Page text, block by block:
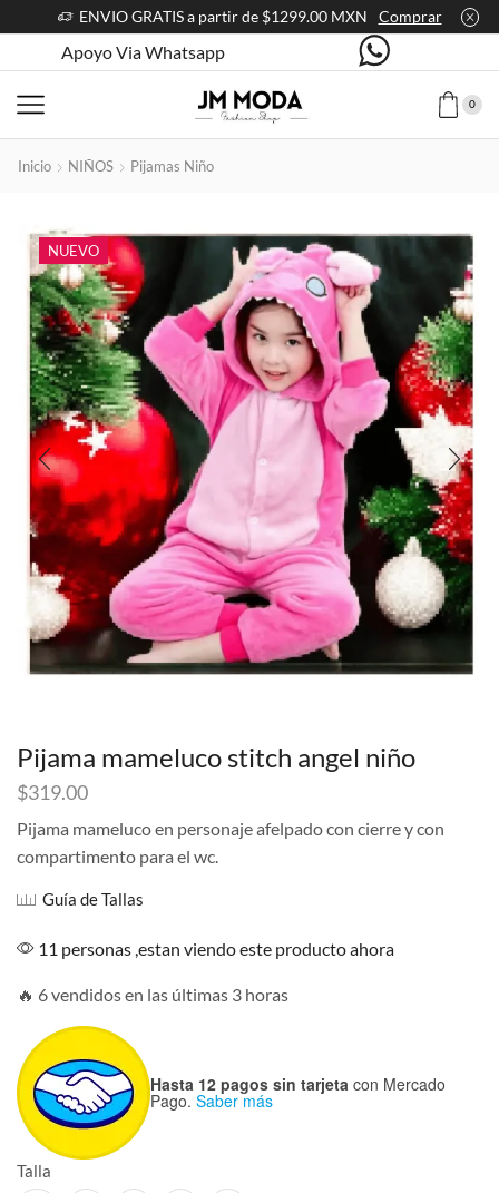
ENVIO GRATIS a partir de $1299.00 MXN Comprar
Apoyo Via Whatsapp
0
Inicio NIÑOS Pijamas Niño
NUEVO
Pijama mameluco stitch angel niño
$319.00
Pijama mameluco en personaje afelpado con cierre y con
compartimento para el wc.
Guía de Tallas
11 personas ,estan viendo este producto ahora
🔥 6 vendidos en las últimas 3 horas
Hasta 12 pagos sin tarjeta con Mercado
Pago. Saber más
Talla